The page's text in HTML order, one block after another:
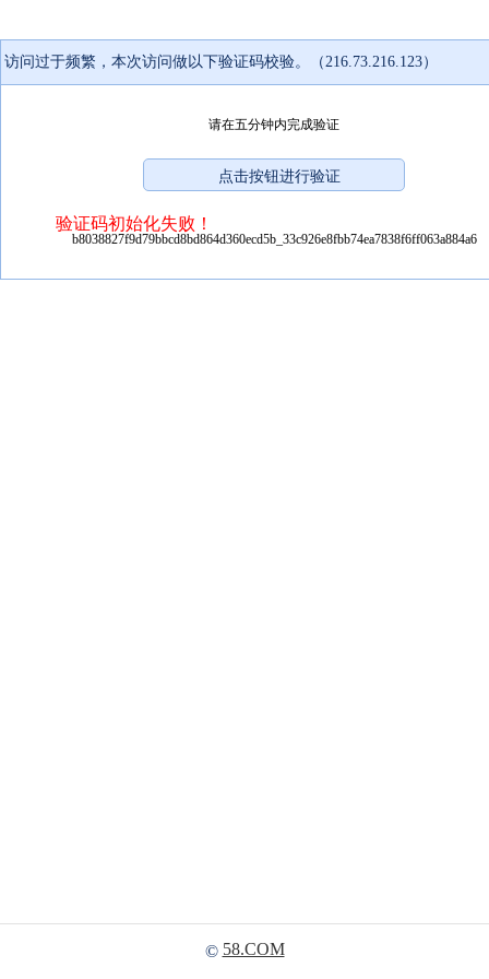
访问过于频繁，本次访问做以下验证码校验。（216.73.216.123）
请在五分钟内完成验证
验证码初始化失败！
b8038827f9d79bbcd8bd864d360ecd5b_33c926e8fbb74ea7838f6ff063a884a6
© 58.COM